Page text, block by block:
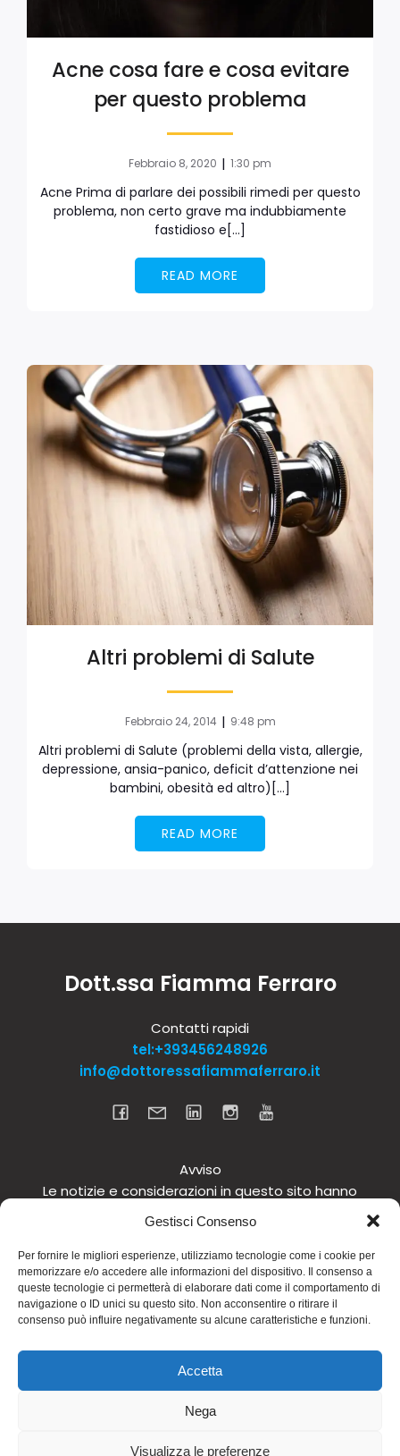
Gestisci Consenso
Per fornire le migliori esperienze, utilizziamo tecnologie come i cookie per
memorizzare e/o accedere alle informazioni del dispositivo. Il consenso a
queste tecnologie ci permetterà di elaborare dati come il comportamento di
navigazione o ID unici su questo sito. Non acconsentire o ritirare il
consenso può influire negativamente su alcune caratteristiche e funzioni.
Accetta
Nega
Visualizza le preferenze
Acne cosa fare e cosa evitare
per questo problema
Febbraio 8, 2020 | 1:30 pm
Acne Prima di parlare dei possibili rimedi per questo
problema, non certo grave ma indubbiamente
fastidioso e[…]
READ MORE
Altri problemi di Salute
Febbraio 24, 2014 | 9:48 pm
Altri problemi di Salute (problemi della vista, allergie,
depressione, ansia-panico, deficit d’attenzione nei
bambini, obesità ed altro)[…]
READ MORE
Dott.ssa Fiamma Ferraro
Contatti rapidi
tel:+393456248926
info@dottoressafiammaferraro.it
Avviso
Le notizie e considerazioni in questo sito hanno
carattere informativo generale e non intendono in
non intraprendere o interrompere alcuna terapia o
assunzione o cambiamento di integratori o
tantomeno medicinali (nemmeno “naturali”) senza
una preventiva consultazione del proprio medico.
sito. Non si risponde inoltre in alcun modo in relazione
quali si rinvia.